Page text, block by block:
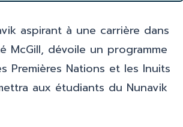
aspirant à une carrière dans
McGill, dévoile un programme
Nations et les Inuits
aux étudiants du Nunavik